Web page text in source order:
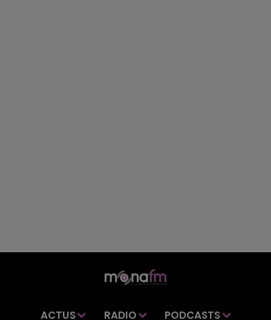
ACTUS RADIO PODCASTS